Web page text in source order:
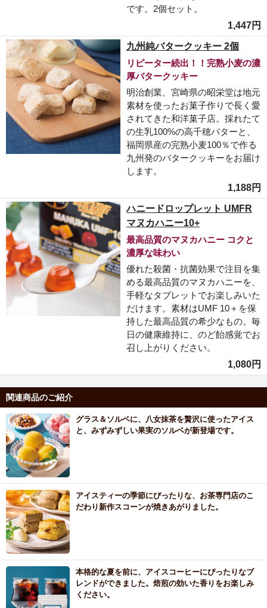
です。2個セット。
1,447円
九州純バタークッキー 2個
リピーター続出！！完熟小麦の濃
厚バタークッキー
明治創業、宮崎県の昭栄堂は地元
素材を使ったお菓子作りで長く愛
されてきた和洋菓子店。採れたて
の生乳100%の高千穂バターと、
福岡県産の完熟小麦100％で作る
九州発のバタークッキーをお届け
します。
1,188円
ハニードロップレット UMFR
マヌカハニー10+
最高品質のマヌカハニー コクと
濃厚な味わい
優れた殺菌・抗菌効果で注目を集
める最高品質のマヌカハニーを、
手軽なタブレットでお楽しみいた
だけます。素材はUMF 10＋を保
持した最高品質の希少なもの。毎
日の健康維持に、のど飴感覚でお
召し上がりください。
1,080円
関連商品のご紹介
グラス＆ソルベに、八女抹茶を贅沢に使ったアイス
と、みずみずしい果実のソルベが新登場です。
アイスティーの季節にぴったりな、お茶専門店のこ
だわり新作スコーンが焼きあがりました。
本格的な夏を前に、アイスコーヒーにぴったりなブ
レンドができました。焙煎の効いた香りをお楽しみ
ください。